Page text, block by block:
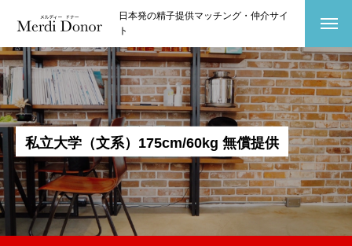
日本発の精子提供マッチング・仲介サイ
ト
私立大学 （文系） 175cm/60kg 無償提供